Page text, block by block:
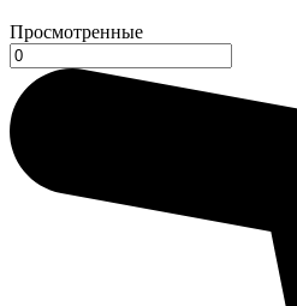
Просмотренные